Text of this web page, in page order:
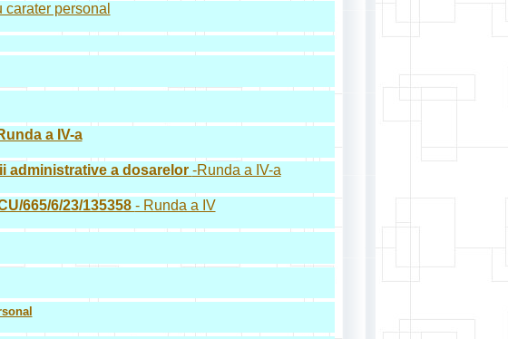
personal
a IV-a
administrative a dosarelor -Runda a IV-a
665/6/23/135358 - Runda a IV